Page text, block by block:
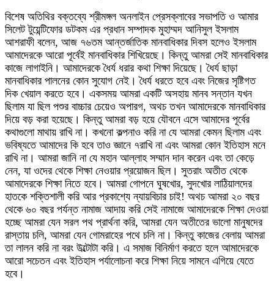
বিশেষ অতিথির বক্তব্যে শ্রীমঙ্গল অনলাইন প্রেসক্লাবের সভাপতি ও আমার
সিলেট টুয়েন্টিফোর ডটকম এর প্রধান সম্পাদক মুহাম্মদ আনিসুল ইসলাম
আশরাফী বলেন, আজ ৭৬তম আন্তর্জাতিক মানবাধিকার দিবস হলেও ইসলাম
আমাদেরকে আরো পূর্বেই মানবাধিকার শিখিয়েছে। কিন্তু আমরা সেই মানবাধিকার
কাজে লাগাইনি। আমাদেরকে ধৈর্য ধরার কথা শিক্ষা দিয়েছে। ধৈর্য ছাড়া
মানবাধিকার পালনের কোন সুযোগ নেই। ধৈর্য ধরতে হবে এবং নিজের সৃষ্টিগত
দিক খেয়াল করতে হবে। একসময় আমরা একটি অসহায় মানব সন্তান যখন
ছিলাম যা ছিল পশুর বাচ্চার চেয়েও অপারগ, অথচ তখন আমাদেরকে মানবাধিকার
দিয়ে বড় করা হয়েছে। কিন্তু আমরা বড় হয়ে যৌবনে এসে আমাদের পূর্বের
কথাগুলো মাথায় রাখি না। কখনো কল্পনাও করি না যে আমরা কেমন ছিলাম এবং
ভবিষ্যতে আমাদের কি হবে তাও জ্ঞানে ৭রাখি না এবং আমরা কোন ইতিহাস মনে
রাখি না। আমরা জানি না যে মহান আল্লাহ সম্মান দান করেন এবং তা কেড়ে
নেন, যা ওদের থেকে শিক্ষা নেওয়ার প্রয়োজন ছিল। সুতরাং অতীত থেকে
আমাদেরকে শিক্ষা নিতে হবে। আমরা গোপনে ঘুষখোর, সুদখোর লাঠিয়ালদের
হাতকে শক্তিশালী করি আর প্রকাশ্যে ন্যায়বিচার চাই! অথচ আমরা ২০ বছর
থেকে ৬০ বছর পর্যন্ত নামাজ আদায় করি সেই নামাজে আমাদেরকে শিক্ষা দেওয়া
হচ্ছে আমরা যেন সরল পথ প্রার্থনা করি, আমরা যেন অতীতের ভালো মানুষদের
রাস্তায় চলি, আমরা যেন গোমরাহের পথে চলি না। কিন্তু কাজের বেলায় আমরা
তা লালন করি না বরং উল্টোটা করি। এ সমাজ বিনির্মাণ করতে হলে আমাদেরকে
আরো সচেতন এবং ইতিহাস পর্যালোচনা করে শিক্ষা নিয়ে সামনে এগিয়ে যেতে
হবে।